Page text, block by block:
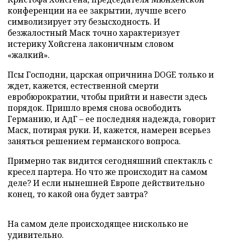
конференции на ее закрытии, лучше всего
символизирует эту безысходность. И
безжалостный Маск точно характеризует
истерику Хойсгена лаконичным словом
«жалкий».
Псы Господни, царская опричнина DOGE только и
ждет, кажется, естественной смерти
евробюрократии, чтобы прийти и навести здесь
порядок. Пришло время снова освободить
Германию, и АдГ – ее последняя надежда, говорит
Маск, потирая руки. И, кажется, намерен всерьез
заняться решением германского вопроса.
Примерно так видится сегодняшний спектакль с
кресел партера. Но что же происходит на самом
деле? И если нынешней Европе действительно
конец, то какой она будет завтра?
На самом деле происходящее нисколько не
удивительно.